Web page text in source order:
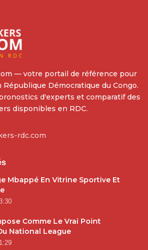
— votre portail de référence pour
Démocratique du Congo.
d'experts et comparatif des
disponibles en RDC.
rdc.com
Mbappé En Vitrine Sportive Et
Comme Le Vrai Point
National League